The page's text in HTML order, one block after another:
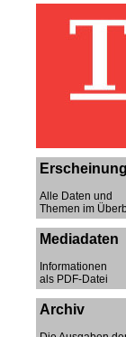
Alle Daten und
Themen im
Mediadaten
Informationen
als PDF-Datei
Archiv